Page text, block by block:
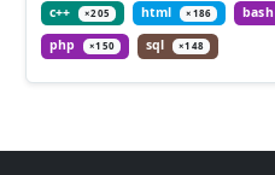
c++ ×205 html ×186 bash
php ×150 sql ×148